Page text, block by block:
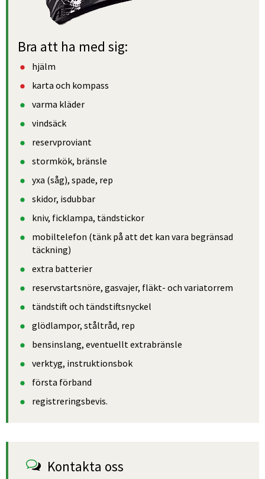
Bra att ha med sig:
hjälm
karta och kompass
varma kläder
vindsäck
reservproviant
stormkök, bränsle
yxa (såg), spade, rep
skidor, isdubbar
kniv, ficklampa, tändstickor
mobiltelefon (tänk på att det kan vara begränsad
täckning)
extra batterier
reservstartsnöre, gasvajer, fläkt- och variatorrem
tändstift och tändstiftsnyckel
glödlampor, ståltråd, rep
bensinslang, eventuellt extrabränsle
verktyg, instruktionsbok
första förband
registreringsbevis.
Kontakta oss